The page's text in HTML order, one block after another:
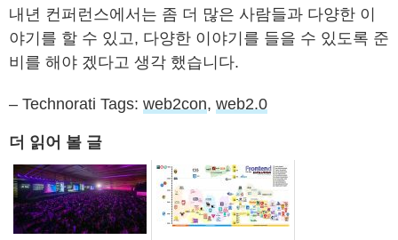
내년 컨퍼런스에서는 좀 더 많은 사람들과 다양한 이
야기를 할 수 있고, 다양한 이야기를 들을 수 있도록 준
비를 해야 겠다고 생각 했습니다.
– Technorati Tags: web2con, web2.0
더 읽어 볼 글